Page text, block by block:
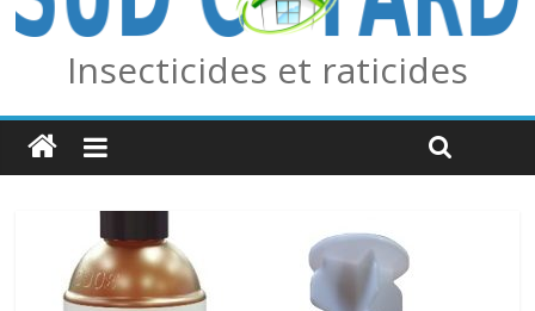
REPELINE – Répulsif Moustiques, Tiques et Phlébotomes
OUTCAST ANTI FOURMIS
Insecticides et raticides